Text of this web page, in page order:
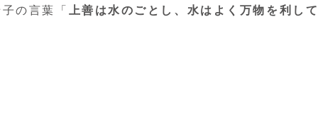
の言葉「 上善は水のごとし、水はよく万物を利し